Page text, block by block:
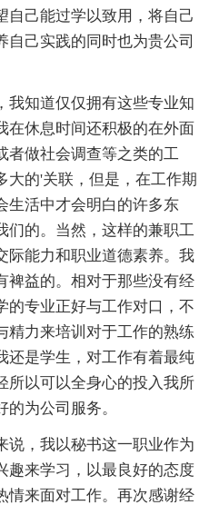
自己能过学以致用，将自己
自己实践的同时也为贵公司
知道仅仅拥有这些专业知
在休息时间还积极的在外面
者做社会调查等之类的工
大的'关联，但是，在工作期
生活中才会明白的许多东
们的。当然，这样的兼职工
际能力和职业道德素养。我
裨益的。相对于那些没有经
的专业正好与工作对口，不
精力来培训对于工作的熟练
还是学生，对工作有着最纯
所以可以全身心的投入我所
为公司服务。
，我以秘书这一职业作为
趣来学习，以最良好的态度
情来面对工作。再次感谢经